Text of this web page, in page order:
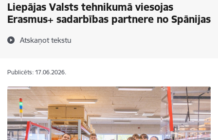
Liepājas Valsts tehnikumā viesojas
Erasmus+ sadarbības partnere no Spānijas
Atskaņot tekstu
Publicēts: 17.06.2026.